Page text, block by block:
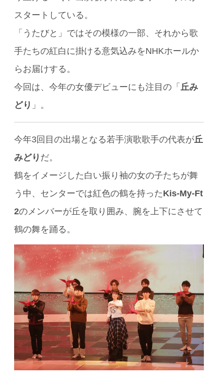
スタートしている。
「うたびと」ではその模様の一部、それから歌
手たちの紅白に掛ける意気込みをNHKホールか
らお届けする。
今回は、今年の女優デビューにも注目の「 丘み
どり 」。
今年3回目の出場となる若手演歌歌手の代表が丘
みどり だ。
鶴をイメージした白い振り袖の女の子たちが舞
う中、センターでは紅色の鶴を持ったKis-My-Ft
2のメンバーが丘を取り囲み、腕を上下にさせて
鶴の舞を踊る。